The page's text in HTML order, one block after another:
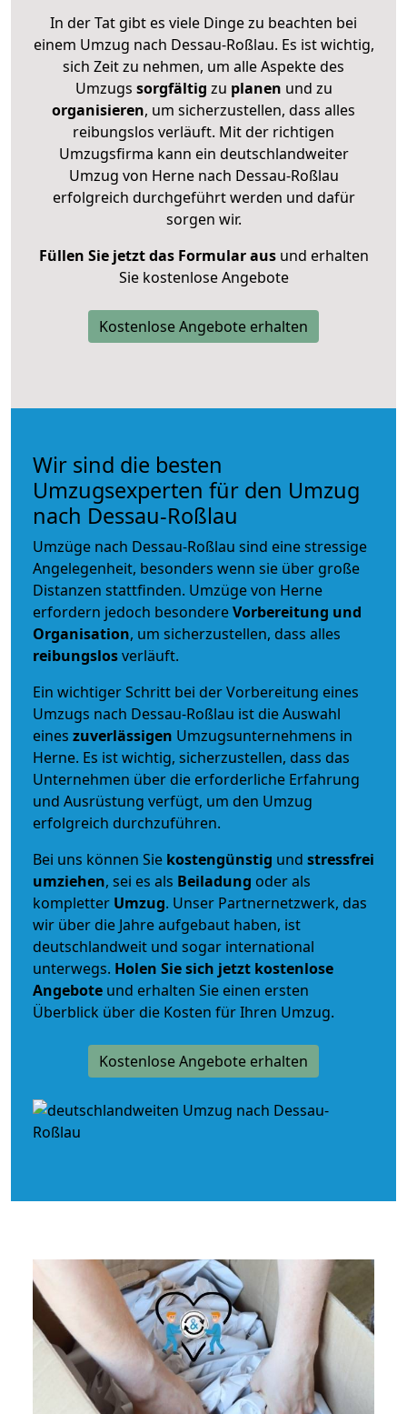
In der Tat gibt es viele Dinge zu beachten bei
einem Umzug nach Dessau-Roßlau. Es ist wichtig,
sich Zeit zu nehmen, um alle Aspekte des
Umzugs sorgfältig zu planen und zu
organisieren, um sicherzustellen, dass alles
reibungslos verläuft. Mit der richtigen
Umzugsfirma kann ein deutschlandweiter
Umzug von Herne nach Dessau-Roßlau
erfolgreich durchgeführt werden und dafür
sorgen wir.
Füllen Sie jetzt das Formular ausund erhalten
Sie kostenlose Angebote
Kostenlose Angebote erhalten
Wir sind die besten
Umzugsexperten für den Umzug
nach Dessau-Roßlau
Umzüge nach Dessau-Roßlau sind eine stressige
Angelegenheit, besonders wenn sie über große
Distanzen stattfinden. Umzüge von Herne
erfordern jedoch besondereVorbereitung und
Organisation, um sicherzustellen, dass alles
reibungslosverläuft.
Ein wichtiger Schritt bei der Vorbereitung eines
Umzugs nach Dessau-Roßlau ist die Auswahl
eines zuverlässigen Umzugsunternehmens in
Herne. Es ist wichtig, sicherzustellen, dass das
Unternehmen über die erforderliche Erfahrung
und Ausrüstung verfügt, um den Umzug
erfolgreich durchzuführen.
Bei uns können Sie kostengünstig und stressfrei
umziehen, sei es als Beiladung oder als
kompletter Umzug. Unser Partnernetzwerk, das
wir über die Jahre aufgebaut haben, ist
deutschlandweit und sogar international
unterwegs. Holen Sie sich jetzt kostenlose
Angebote und erhalten Sie einen ersten
Überblick über die Kosten für Ihren Umzug.
Kostenlose Angebote erhalten